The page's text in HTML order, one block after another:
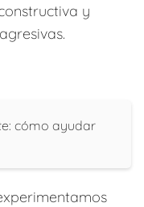
y
cómo ayudar